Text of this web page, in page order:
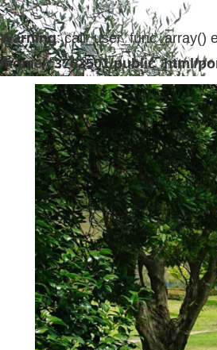
Warning: call_user_func_array()
/home/c3763501/public_html/